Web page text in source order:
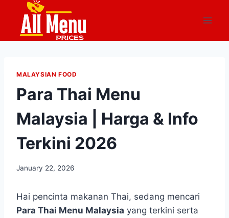
content
MALAYSIAN FOOD
Para Thai Menu
Malaysia | Harga & Info
Terkini 2026
January 22, 2026
Hai pencinta makanan Thai, sedang mencari
Para Thai Menu Malaysia yang terkini serta